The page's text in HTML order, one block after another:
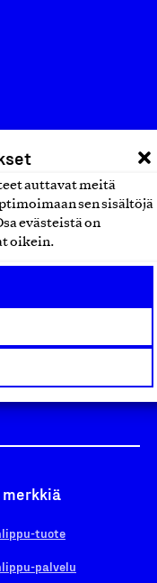
auttavat meitä
sen sisältöjä
evästeistä on
oikein.
merkkiä
tuote
palvelu